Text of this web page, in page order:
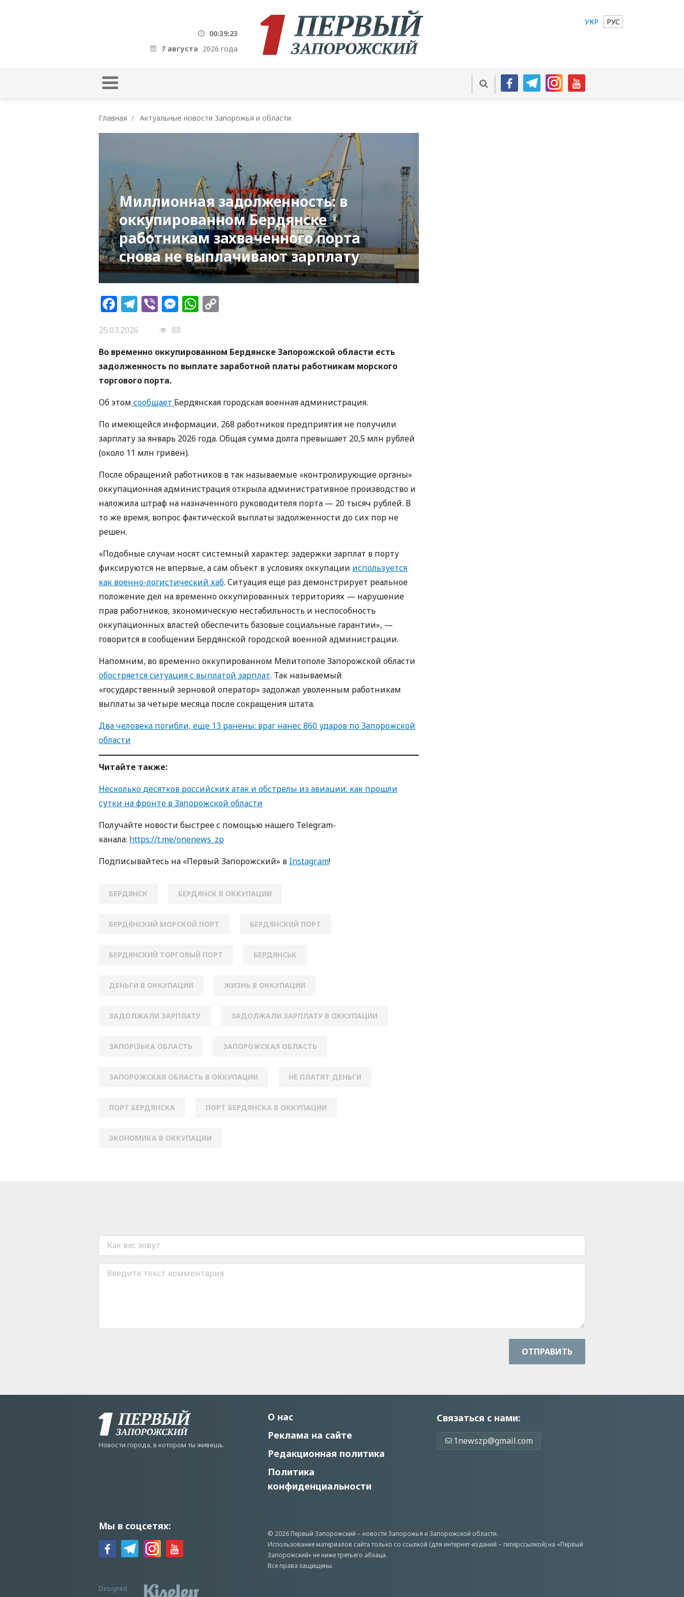
00:39:24
7 августа 2026 года
УКР РУС
Главная Актуальные новости Запорожья и области
Миллионная задолженность: в
оккупированном Бердянске
работникам захваченного порта
снова не выплачивают зарплату
Facebook
Telegram
ViberMessenger
WhatsApp
25.03.2026
88
Во временно оккупированном Бердянске Запорожской области есть
задолженность по выплате заработной платы работникам морского
торгового порта.
Об этом сообщает Бердянская городская военная администрация.
По имеющейся информации, 268 работников предприятия не получили
зарплату за январь 2026 года. Общая сумма долга превышает 20,5 млн рублей
(около 11 млн гривен).
После обращений работников в так называемые «контролирующие органы»
оккупационная администрация открыла административное производство и
наложила штраф на назначенного руководителя порта — 20 тысяч рублей. В
то же время, вопрос фактической выплаты задолженности до сих пор не
решен.
«Подобные случаи носят системный характер: задержки зарплат в порту
фиксируются не впервые, а сам объект в условиях оккупации используется
как военно-логистический хаб. Ситуация еще раз демонстрирует реальное
положение дел на временно оккупированных территориях — нарушение
прав работников, экономическую нестабильность и неспособность
оккупационных властей обеспечить базовые социальные гарантии», —
говорится в сообщении Бердянской городской военной администрации.
Напомним, во временно оккупированном Мелитополе Запорожской области
обостряется ситуация с выплатой зарплат. Так называемый
«государственный зерновой оператор» задолжал уволенным работникам
выплаты за четыре месяца после сокращения штата.
Два человека погибли, еще 13 ранены: враг нанес 860 ударов по Запорожской
области
Читайте также:
Несколько десятков российских атак и обстрелы из авиации: как прошли
сутки на фронте в Запорожской области
Получайте новости быстрее с помощью нашего Telegram-
канала: https://t.me/onenews_zp
Подписывайтесь на «Первый Запорожский» в Instagram!
БЕРДЯНСК БЕРДЯНСК В ОККУПАЦИИ
БЕРДЯНСКИЙ МОРСКОЙ ПОРТ БЕРДЯНСКИЙ ПОРТ
БЕРДЯНСКИЙ ТОРГОВЫЙ ПОРТ БЕРДЯНСЬК
ДЕНЬГИ В ОККУПАЦИИ ЖИЗНЬ В ОККУПАЦИИ
ЗАДОЛЖАЛИ ЗАРПЛАТУ ЗАДОЛЖАЛИ ЗАРПЛАТУ В ОККУПАЦИИ
ЗАПОРІЗЬКА ОБЛАСТЬ ЗАПОРОЖСКАЯ ОБЛАСТЬ
ЗАПОРОЖСКАЯ ОБЛАСТЬ В ОККУПАЦИИ НЕ ПЛАТЯТ ДЕНЬГИ
ПОРТ БЕРДЯНСКА ПОРТ БЕРДЯНСКА В ОККУПАЦИИ
ЭКОНОМИКА В ОККУПАЦИИ
ОТПРАВИТЬ
Новости города, в котором ты живешь.
О нас
Реклама на сайте
Редакционная политика
Политика
конфиденциальности
Связаться с нами:
1newszp@gmail.com
Мы в соцсетях:
© 2026 Первый Запорожский – новости Запорожья и Запорожской области.
Использование материалов сайта только со ссылкой (для интернет-изданий – гиперссылкой) на «Первый
Запорожский» не ниже третьего абзаца.
Все права защищены.
Designed